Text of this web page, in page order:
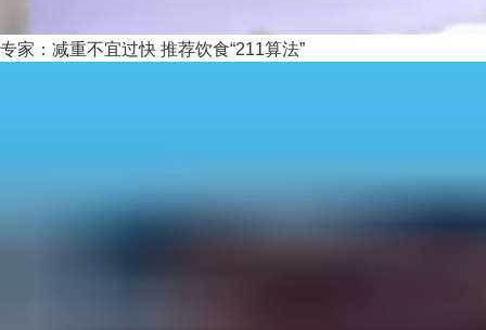
专家：减重不宜过快 推荐饮食“211算法”